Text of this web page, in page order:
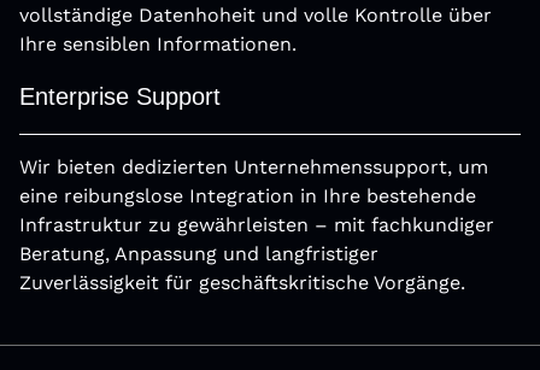
vollständige Datenhoheit und volle Kontrolle über
Ihre sensiblen Informationen.
Enterprise Support
Wir bieten dedizierten Unternehmenssupport, um
eine reibungslose Integration in Ihre bestehende
Infrastruktur zu gewährleisten – mit fachkundiger
Beratung, Anpassung und langfristiger
Zuverlässigkeit für geschäftskritische Vorgänge.